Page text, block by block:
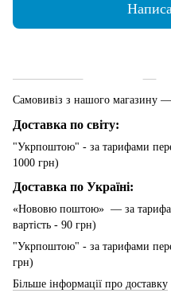
Самовивіз з нашого магазину
Доставка по світу:
"Укрпоштою" - за тарифами
1000 грн)
Доставка по Україні:
«Нововю поштою» — за
вартість - 90 грн)
"Укрпоштою" - за тарифами
грн)
Більше інформації про доставку